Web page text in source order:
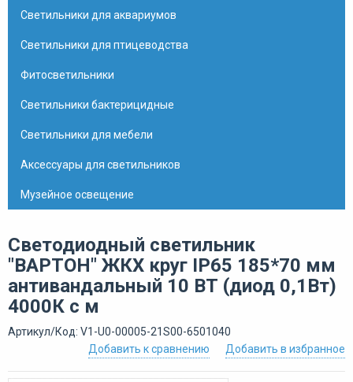
Светильники для аквариумов
Светильники для птицеводства
Фитосветильники
Светильники бактерицидные
Светильники для мебели
Аксессуары для светильников
Музейное освещение
Светодиодный светильник
"ВАРТОН" ЖКХ круг IP65 185*70 мм
антивандальный 10 ВТ (диод 0,1Вт)
4000К с м
Артикул/Код: V1-U0-00005-21S00-6501040
Добавить в избранное
Добавить к сравнению